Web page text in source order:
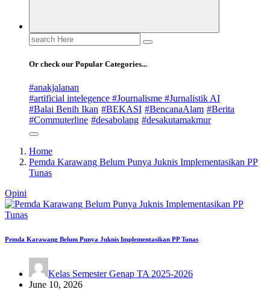
Search
for:
Or check our Popular Categories...
#anakjalanan
#artificial intelegence #Journalisme #Jurnalistik AI
#Balai Benih Ikan #BEKASI #BencanaAlam #Berita
#Commuterline #desabolang #desakutamakmur
Home
Pemda Karawang Belum Punya Juknis Implementasikan PP
Tunas
Opini
Pemda Karawang Belum Punya Juknis Implementasikan PP Tunas
Kelas Semester Genap TA 2025-2026
June 10, 2026